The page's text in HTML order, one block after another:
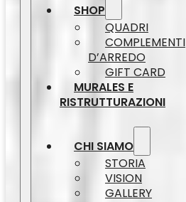
SHOP
QUADRI
COMPLEMENTI
D’ARREDO
GIFT CARD
MURALES E
RISTRUTTURAZIONI
CHI SIAMO
STORIA
VISION
GALLERY